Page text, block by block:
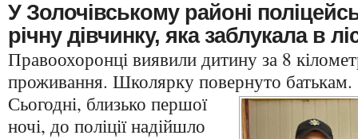
У Золочівському районі
річну дівчинку, яка заблукала в
Правоохоронці виявили дитину за 8
проживання. Школярку повернуто батькам.
Сьогодні, близько першої
ночі, до поліції надійшло